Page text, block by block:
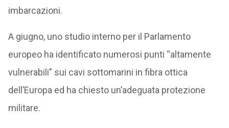
imbarcazioni.
A giugno, uno studio interno per il Parlamento
europeo ha identificato numerosi punti “altamente
vulnerabili” sui cavi sottomarini in fibra ottica
dell’Europa ed ha chiesto un’adeguata protezione
militare.